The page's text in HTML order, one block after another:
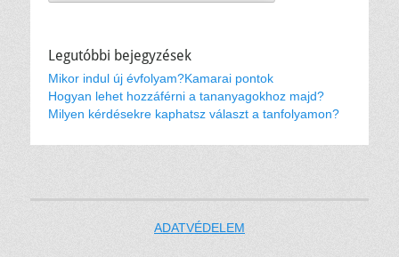
Legutóbbi bejegyzések
Mikor indul új évfolyam?Kamarai pontok
Hogyan lehet hozzáférni a tananyagokhoz majd?
Milyen kérdésekre kaphatsz választ a tanfolyamon?
ADATVÉDELEM